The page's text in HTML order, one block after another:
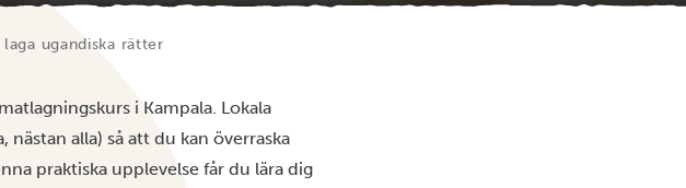
ugandiska rätter
i Kampala. Lokala
nästan alla) så att du kan överraska
praktiska upplevelse får du lära dig